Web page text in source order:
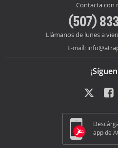
Contacta con
(507)
Llámanos de lunes a
E-mail:
app de